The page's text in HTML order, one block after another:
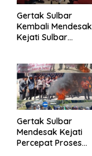
Gertak Sulbar
Kembali Mendesak
Kejati Sulbar
Majene
Gertak Sulbar
Mendesak Kejati
Percepat Proses